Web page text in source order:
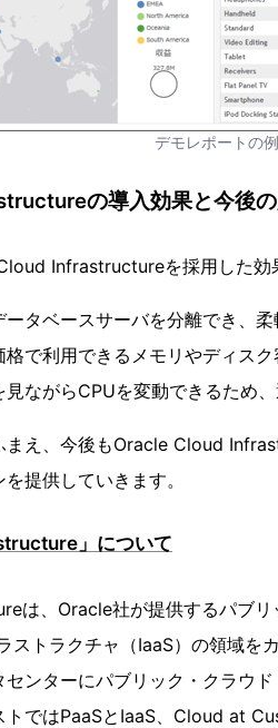
デモレポートの例
の導入効果と今後の
Infrastructureを採用した効
タベースサーバを分離でき、柔
で利用できるメモリやディスク
ながらCPUを変動できるため
まえ、今後もOracle Cloud
提供していきます。
」について
は、Oracle社が提供するパブリ
ストラクチャ（IaaS）の領域を
センターにパブリック・クラウ
トではPaaSとIaaS、Cloud at